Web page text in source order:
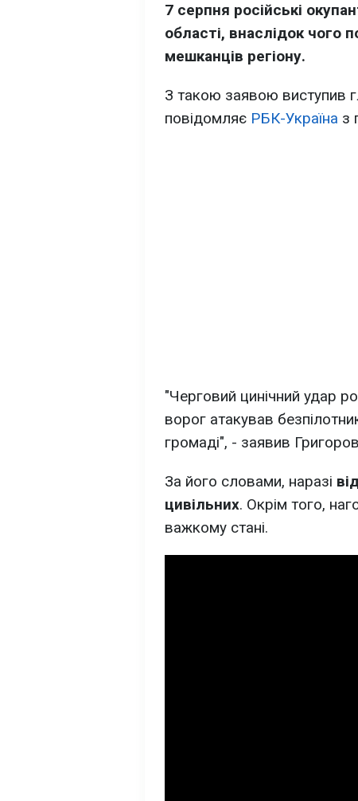
7 серпня російські
області, внаслідок
мешканців регіону.
З такою заявою виступив
повідомляє РБК-Україна з
"Черговий цинічний удар
ворог атакував
громаді", - заявив
За його словами, наразі
цивільних. Окрім того,
важкому стані.